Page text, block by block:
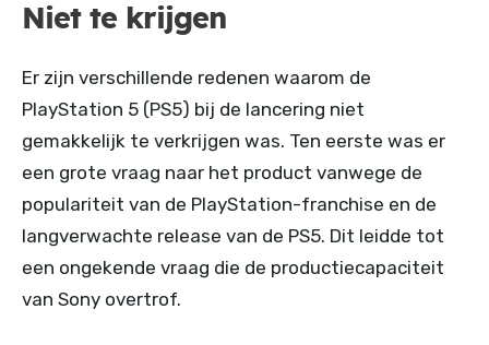
Niet te krijgen
Er zijn verschillende redenen waarom de
PlayStation 5 (PS5) bij de lancering niet
gemakkelijk te verkrijgen was. Ten eerste was er
een grote vraag naar het product vanwege de
populariteit van de PlayStation-franchise en de
langverwachte release van de PS5. Dit leidde tot
een ongekende vraag die de productiecapaciteit
van Sony overtrof.